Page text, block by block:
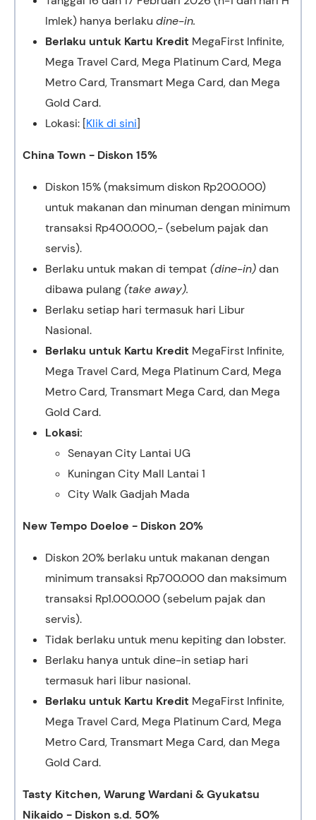
Imlek) hanya berlaku dine-in.
Berlaku untuk Kartu Kredit MegaFirst Infinite,
Mega Travel Card, Mega Platinum Card, Mega
Metro Card, Transmart Mega Card, dan Mega
Gold Card.
Lokasi: [Klik di sini]
China Town - Diskon 15%
Diskon 15% (maksimum diskon Rp200.000)
untuk makanan dan minuman dengan minimum
transaksi Rp400.000,- (sebelum pajak dan
servis).
Berlaku untuk makan di tempat (dine-in)dan
dibawa pulang(take away).
Berlaku setiap hari termasuk hari Libur
Nasional.
Berlaku untuk Kartu Kredit MegaFirst Infinite,
Mega Travel Card, Mega Platinum Card, Mega
Metro Card, Transmart Mega Card, dan Mega
Gold Card.
Lokasi:
Senayan City Lantai UG
Kuningan City Mall Lantai 1
City Walk Gadjah Mada
New Tempo Doeloe - Diskon 20%
Diskon 20% berlaku untuk makanan dengan
minimum transaksi Rp700.000 dan maksimum
transaksi Rp1.000.000 (sebelum pajak dan
servis).
Tidak berlaku untuk menu kepiting dan lobster.
Berlaku hanya untuk dine-in setiap hari
termasuk hari libur nasional.
Berlaku untuk Kartu Kredit MegaFirst Infinite,
Mega Travel Card, Mega Platinum Card, Mega
Metro Card, Transmart Mega Card, dan Mega
Gold Card.
Tasty Kitchen, Warung Wardani & Gyukatsu
Nikaido - Diskon s.d. 50%